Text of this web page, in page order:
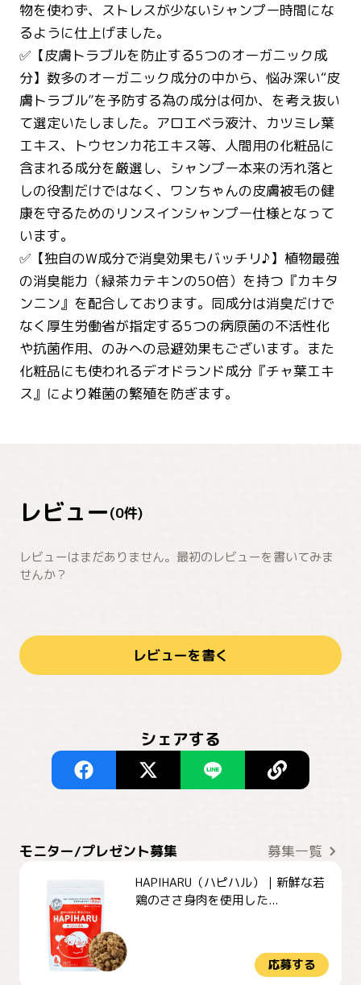
物を使わず、ストレスが少ないシャンプー時間にな
るように仕上げました。
✅【皮膚トラブルを防止する5つのオーガニック成
分】数多のオーガニック成分の中から、悩み深い“皮
膚トラブル”を予防する為の成分は何か、を考え抜い
て選定いたしました。アロエベラ液汁、カツミレ葉
エキス、トウセンカ花エキス等、人間用の化粧品に
含まれる成分を厳選し、シャンプー本来の汚れ落と
しの役割だけではなく、ワンちゃんの皮膚被毛の健
康を守るためのリンスインシャンプー仕様となって
います。
✅【独自のW成分で消臭効果もバッチリ♪】植物最強
の消臭能力（緑茶カテキンの50倍）を持つ『カキタ
ンニン』を配合しております。同成分は消臭だけで
なく厚生労働省が指定する5つの病原菌の不活性化
や抗菌作用、のみへの忌避効果もございます。また
化粧品にも使われるデオドランド成分『チャ葉エキ
ス』により雑菌の繁殖を防ぎます。
レビュー(0件)
レビューはまだありません。最初のレビューを書いてみま
せんか？
レビューを書く
シェアする
モニター/プレゼント募集 募集一覧
HAPIHARU（ハピハル）｜新鮮な若
鶏のささ身肉を使用した...
応募する